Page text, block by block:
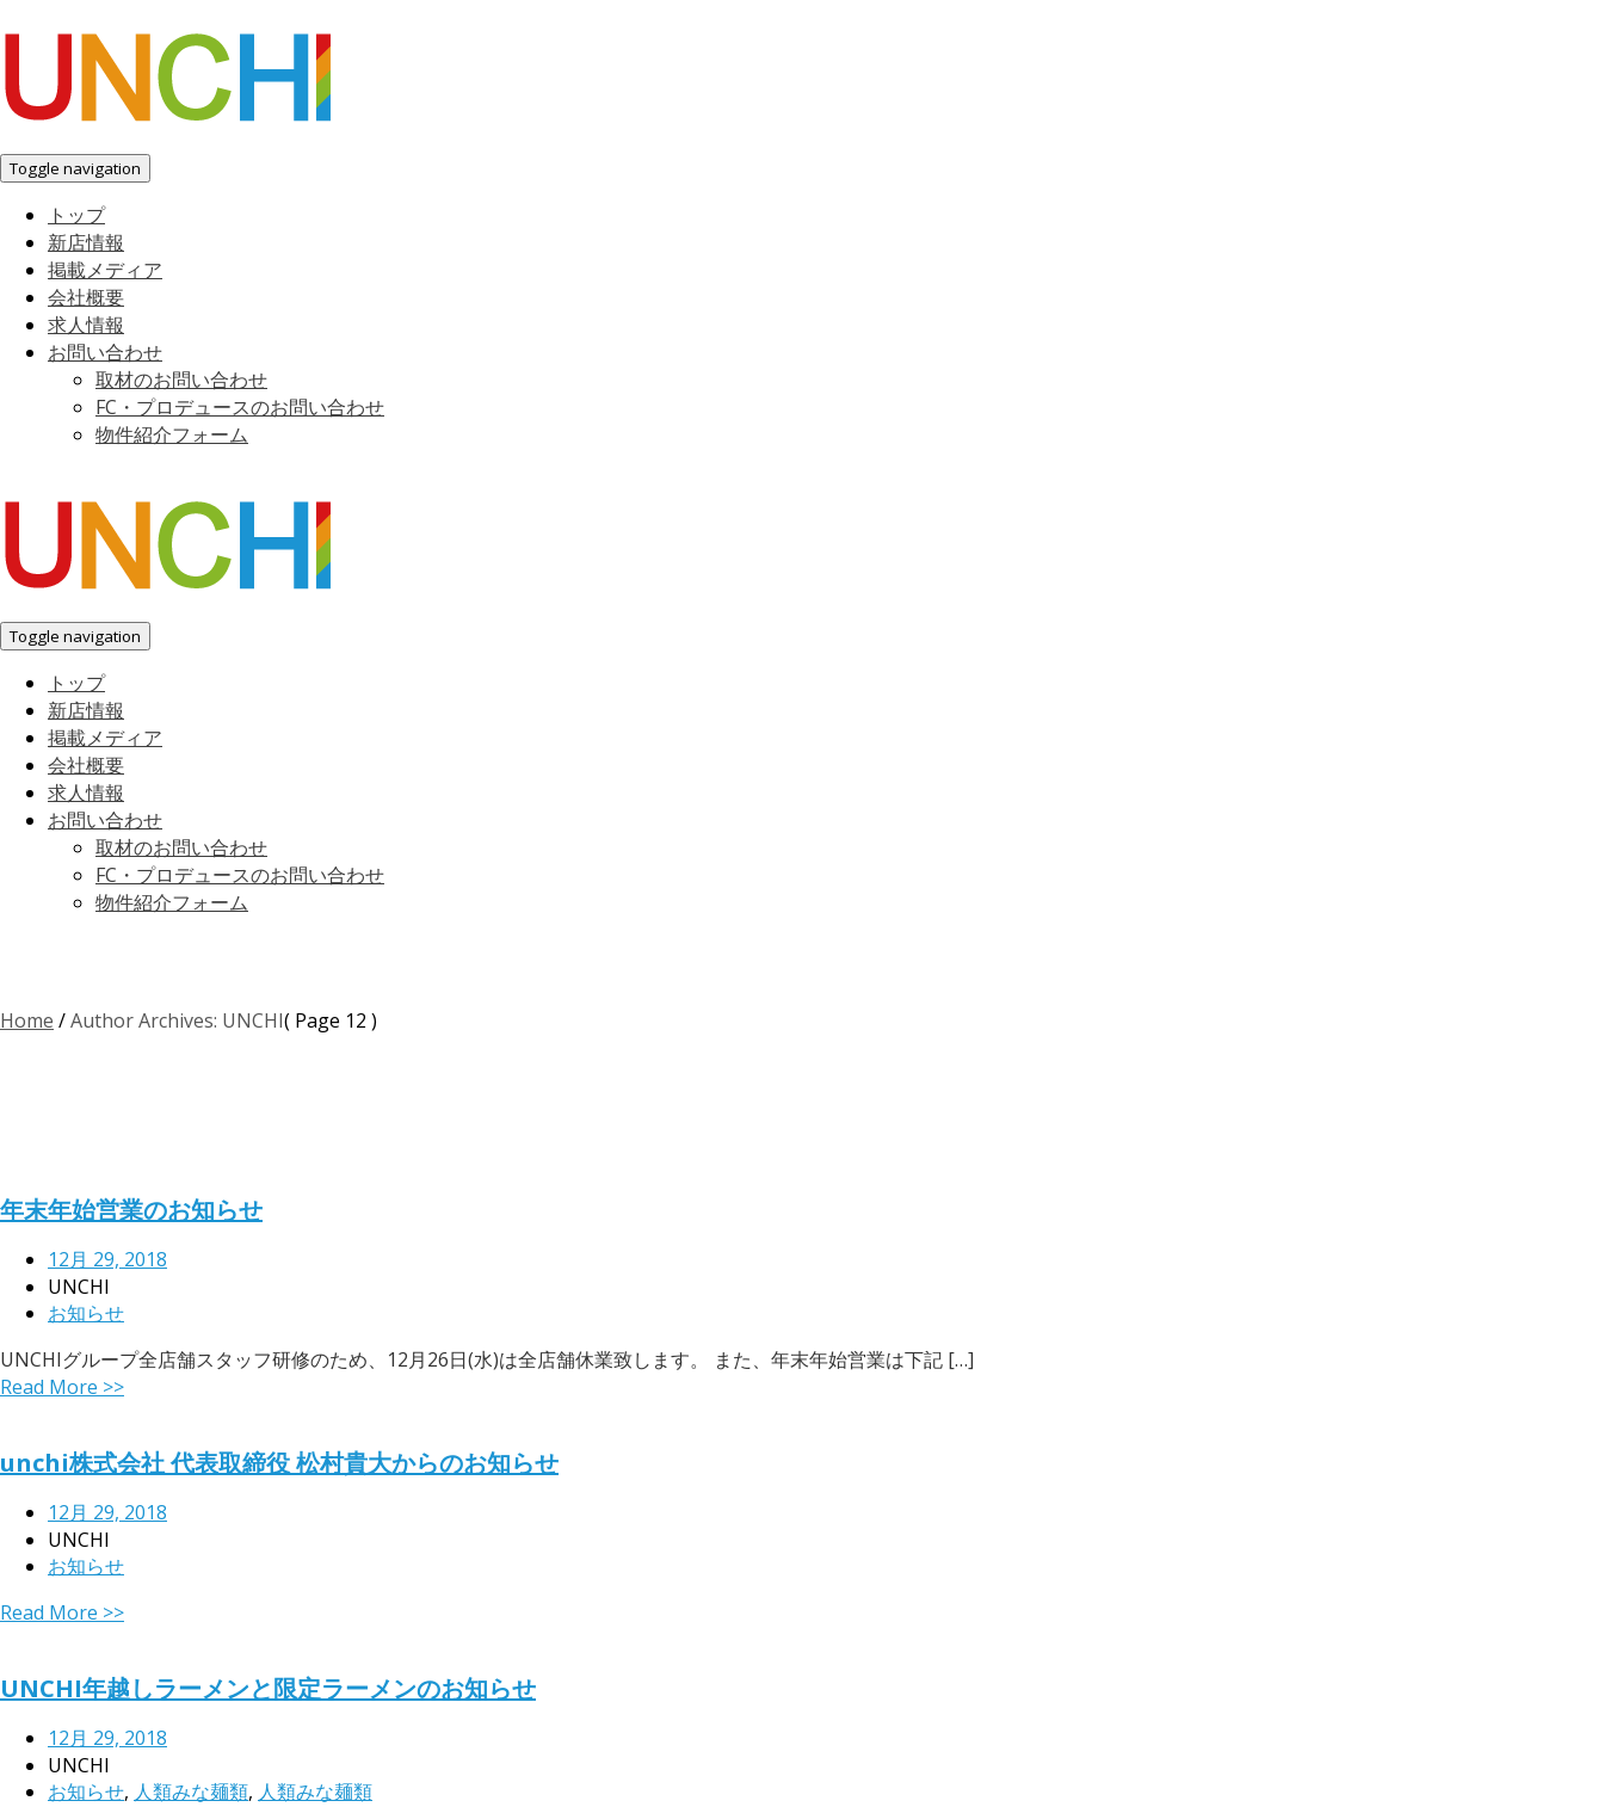
Toggle navigation
トップ
新店情報
掲載メディア
会社概要
求人情報
お問い合わせ
取材のお問い合わせ
FC・プロデュースのお問い合わせ
物件紹介フォーム
Toggle navigation
トップ
新店情報
掲載メディア
会社概要
求人情報
お問い合わせ
取材のお問い合わせ
FC・プロデュースのお問い合わせ
物件紹介フォーム
Home /Author Archives: UNCHI( Page 12 )
年末年始営業のお知らせ
12月 29, 2018
UNCHI
お知らせ
UNCHIグループ全店舗スタッフ研修のため、12月26日(水)は全店舗休業致します。 また、年末年始営業は下記 […]
Read More >>
unchi株式会社 代表取締役 松村貴大からのお知らせ
12月 29, 2018
UNCHI
お知らせ
Read More >>
UNCHI年越しラーメンと限定ラーメンのお知らせ
12月 29, 2018
UNCHI
お知らせ, 人類みな麺類, 人類みな麺類